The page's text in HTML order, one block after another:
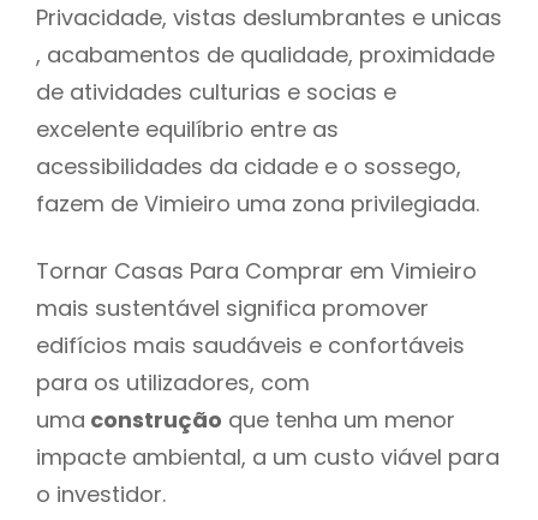
Privacidade, vistas deslumbrantes e unicas
, acabamentos de qualidade, proximidade
de atividades culturias e socias e
excelente equilíbrio entre as
acessibilidades da cidade e o sossego,
fazem de Vimieiro uma zona privilegiada.
Tornar Casas Para Comprar em Vimieiro
mais sustentável significa promover
edifícios mais saudáveis e confortáveis
para os utilizadores, com
uma construção que tenha um menor
impacte ambiental, a um custo viável para
o investidor.